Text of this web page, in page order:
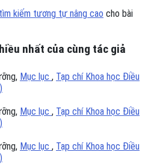
kiếm tương tự nâng cao cho bài
nhất của cùng tác giả
Mục lục , Tạp chí Khoa học Điều
Mục lục , Tạp chí Khoa học Điều
Mục lục , Tạp chí Khoa học Điều